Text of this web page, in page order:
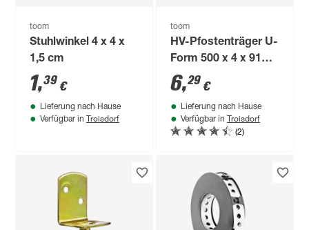
toom
Stuhlwinkel 4 x 4 x
1,5 cm
1,39 €
Lieferung nach Hause
Verfügbar in Troisdorf
toom
HV-Pfostenträger U-
Form 500 x 4 x 91
mm
6,29 €
Lieferung nach Hause
Verfügbar in Troisdorf
(2)